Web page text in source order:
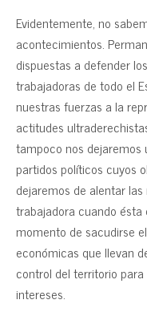
Evidentemente, no
acontecimientos.
dispuestas a defender
trabajadoras de todo el
nuestras fuerzas a la
actitudes
tampoco nos dejaremos
partidos políticos cuyos
dejaremos de alentar
trabajadora cuando ésta
momento de sacudirse
económicas que llevan
control del territorio
intereses.